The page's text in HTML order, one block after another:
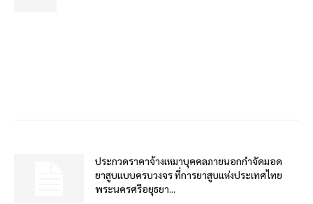
ประกวดราคาจ้างเหมาบุคคลภายนอกกำจัดมอด
ยาสูบแบบครบวงจร ที่การยาสูบแห่งประเทศไทย
พระนครศรีอยุธยา...